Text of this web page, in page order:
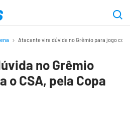
Atacante vira dúvida no Grêmio para jogo
no Grêmio
o CSA, pela Copa